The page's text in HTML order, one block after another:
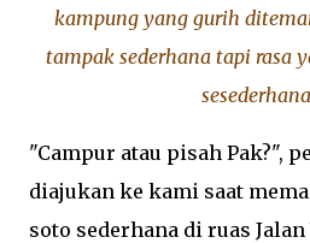
kampung yang gurih
tampak sederhana tapi rasa
"Campur atau pisah Pak?",
diajukan ke kami saat
soto sederhana di ruas Jalan